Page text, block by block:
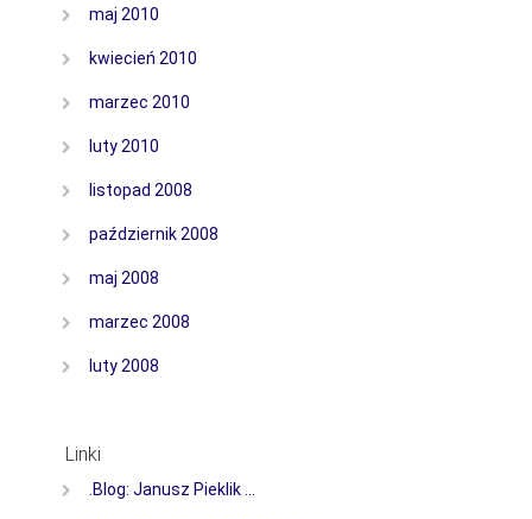
maj 2010
kwiecień 2010
marzec 2010
luty 2010
listopad 2008
październik 2008
maj 2008
marzec 2008
luty 2008
Linki
.Blog: Janusz Pieklik …